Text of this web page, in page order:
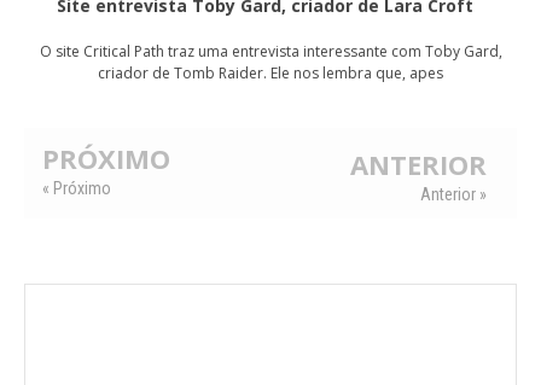
Site entrevista Toby Gard, criador de Lara Croft
O site Critical Path traz uma entrevista interessante com Toby Gard,
criador de Tomb Raider. Ele nos lembra que, apes
PRÓXIMO
« Próximo
ANTERIOR
Anterior »